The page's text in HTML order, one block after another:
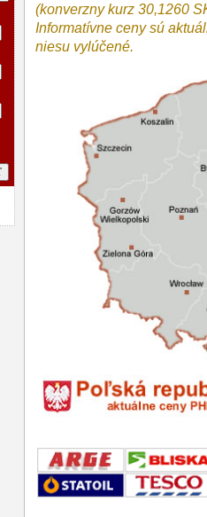
(konverzny kurz 30,1260
Informatívne ceny sú
niesu vylúčené.